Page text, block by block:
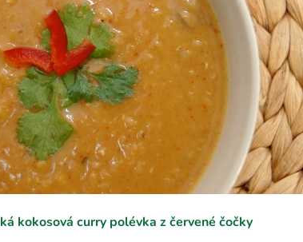
kokosová curry polévka z červené čočky